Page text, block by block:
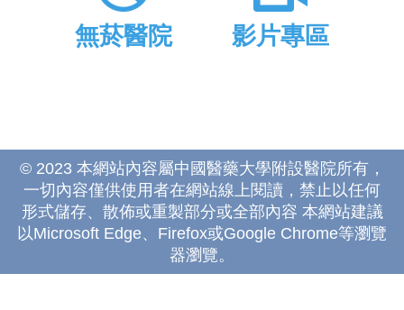
無菸醫院 影片專區
© 2023 本網站內容屬中國醫藥大學附設醫院所有，
一切內容僅供使用者在網站線上閱讀，禁止以任何
形式儲存、散佈或重製部分或全部內容 本網站建議
以Microsoft Edge、Firefox或Google Chrome等瀏覽
器瀏覽。